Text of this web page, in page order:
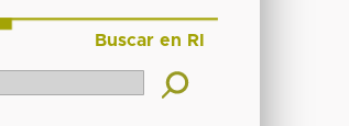
Buscar en RI